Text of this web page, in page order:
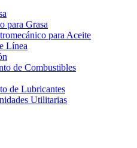
para Grasa
para Aceite
Línea
de Combustibles
de Lubricantes
Utilitarias